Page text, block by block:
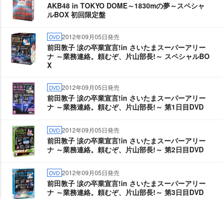
AKB48 in TOKYO DOME～1830mの夢～スペシャ
ルBOX 初回限定盤
DVD 2012年09月05日発売
前田敦子 涙の卒業宣言!in さいたまスーパーアリー
ナ ～業務連絡。頼むぞ、片山部長!～ スペシャルBO
X
DVD 2012年09月05日発売
前田敦子 涙の卒業宣言!in さいたまスーパーアリー
ナ ～業務連絡。頼むぞ、片山部長!～ 第1日目DVD
DVD 2012年09月05日発売
前田敦子 涙の卒業宣言!in さいたまスーパーアリー
ナ ～業務連絡。頼むぞ、片山部長!～ 第2日目DVD
DVD 2012年09月05日発売
前田敦子 涙の卒業宣言!in さいたまスーパーアリー
ナ ～業務連絡。頼むぞ、片山部長!～ 第3日目DVD